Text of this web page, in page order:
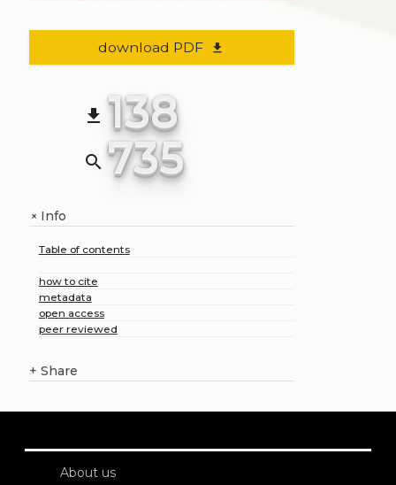
download PDF file_download
file_download 138
search 735
+Info
Table of contents
how to cite
metadata
open access
peer reviewed
+ Share
About us